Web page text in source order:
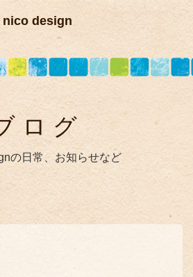
nico design
ログ
の日常、お知らせなど